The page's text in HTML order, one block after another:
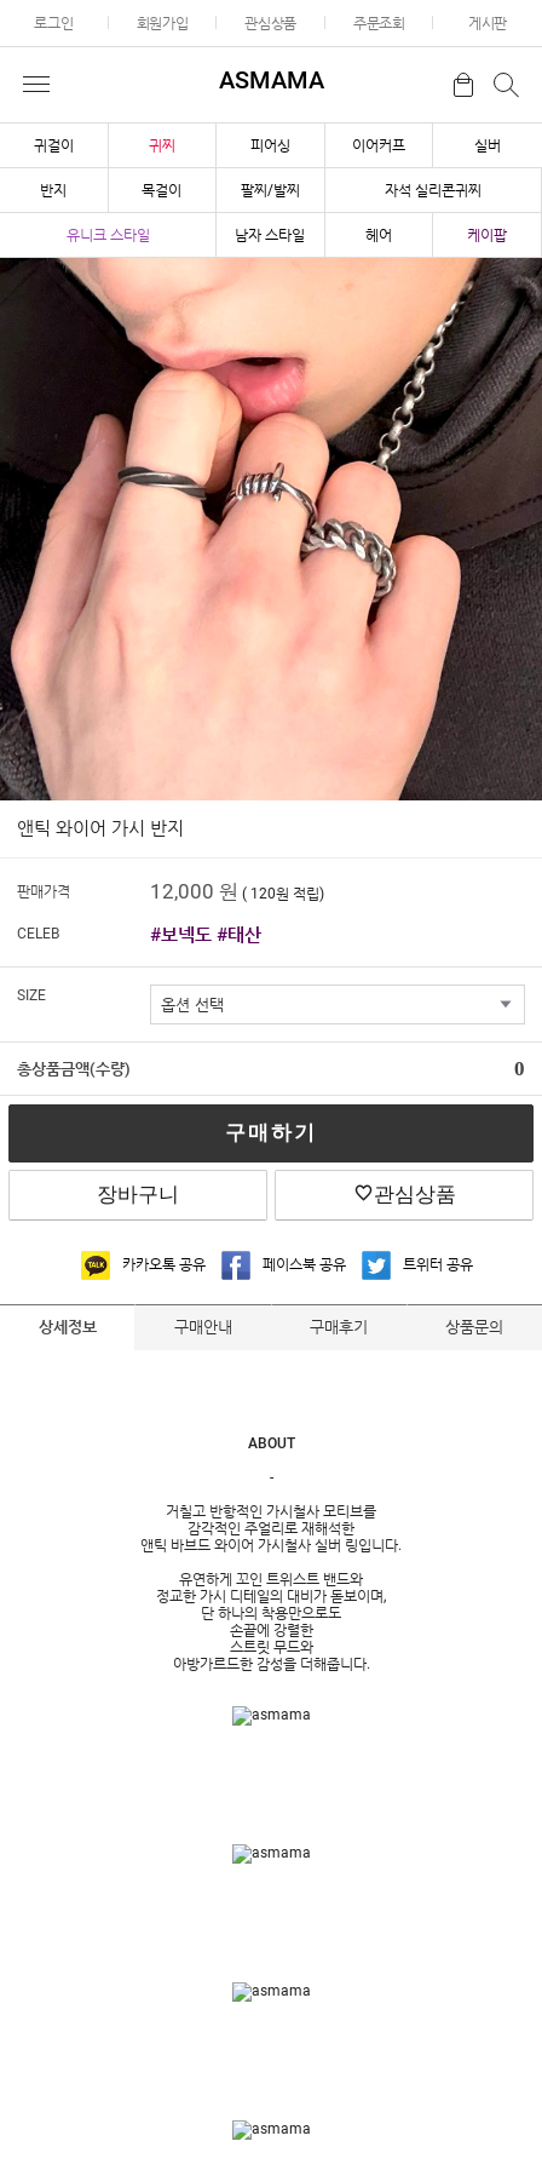
로그인 회원가입 관심상품 주문조회 게시판
ASMAMA
귀걸이 귀찌 피어싱 이어커프 실버
반지 목걸이 팔찌/발찌 자석 실리콘귀찌
유니크 스타일 남자 스타일 헤어 케이팝
앤틱 와이어 가시 반지
판매가격 12,000 원 ( 120원 적립)
CELEB #보넥도 #태산
SIZE
총상품금액(수량) 0
구매하기
장바구니 관심상품
카카오톡 공유 페이스북 공유 트위터 공유
상세정보 구매안내 구매후기 상품문의
ABOUT
-
거칠고 반항적인 가시철사 모티브를
감각적인 주얼리로 재해석한
앤틱 바브드 와이어 가시철사 실버 링입니다.
유연하게 꼬인 트위스트 밴드와
정교한 가시 디테일의 대비가 돋보이며,
단 하나의 착용만으로도
손끝에 강렬한
스트릿 무드와
아방가르드한 감성을 더해줍니다.